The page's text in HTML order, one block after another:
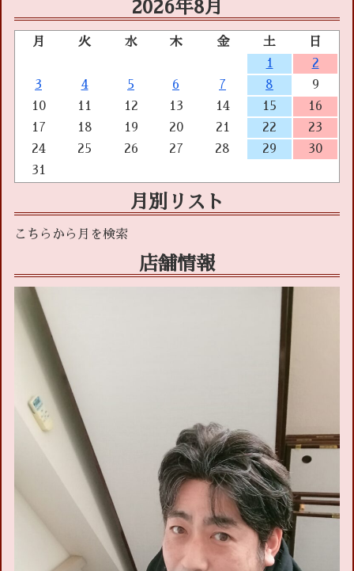
2026年8月
月 火 水 木 金 土
日
1
2
3
4 5 6 7 8
9
10
11 12 13 14 15
16
17
18 19 20 21 22
23
24
25 26 27 28 29
30
31
月別リスト
店舗情報